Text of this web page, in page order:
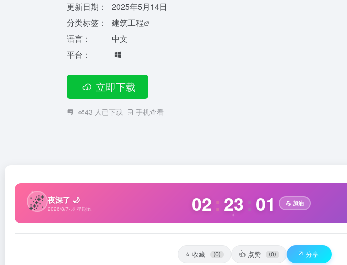
更新日期：
2025年5月14日
分类标签：
建筑工程
语言：
中文
平台：
立即下载
43 人已下载 手机查看
🌌夜深了 🌙
2026/8/7·🌙 星期五 02 : 23 : 01 💪 加油
✦
✦
⭐ 收藏 (0) 👍 点赞 (0) ↗️ 分享